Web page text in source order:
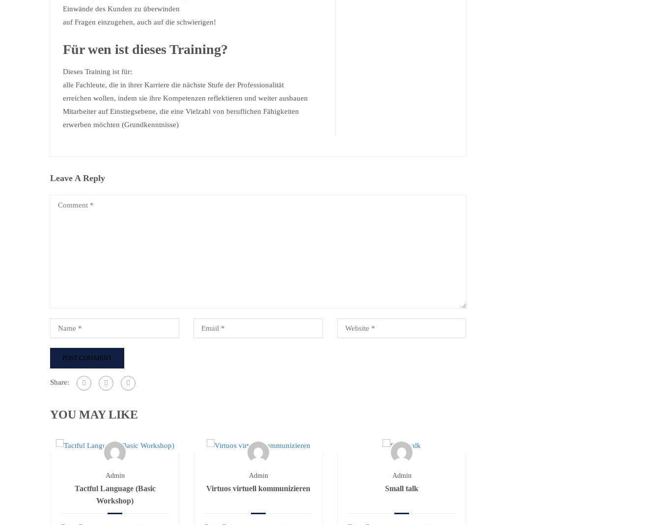
Einwände des Kunden zu überwinden
auf Fragen einzugehen, auch auf die schwierigen!
Für wen ist dieses Training?
Dieses Training ist für:
alle Fachleute, die in ihrer Karriere die nächste Stufe der Professionalität
erreichen wollen, indem sie ihre Kompetenzen reflektieren und weiter ausbauen
Mitarbeiter auf Einstiegsebene, die eine Vielzahl von beruflichen Fähigkeiten
erwerben möchten (Grundkenntnisse)
Leave A Reply
Share:
YOU MAY LIKE
Admin
Tactful Language (Basic
Workshop)
Admin
Virtuos virtuell kommunizieren
Admin
Small talk